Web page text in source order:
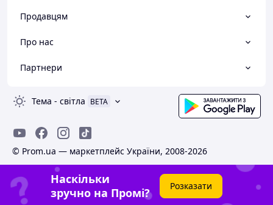
Продавцям
Про нас
Партнери
Тема - світла BETA
© Prom.ua — маркетплейс України, 2008-2026
Наскільки
зручно на Промі?
Розказати